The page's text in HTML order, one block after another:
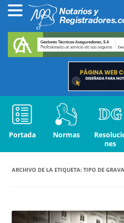
Portada Normas
nes
ARCHIVO DE LA ETIQUETA: TIPO DE